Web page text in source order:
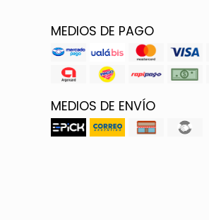
MEDIOS DE PAGO
MEDIOS DE ENVÍO